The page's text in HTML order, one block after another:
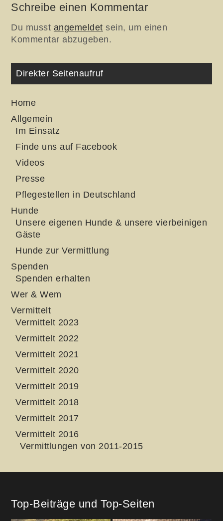
Schreibe einen Kommentar
Du musst angemeldet sein, um einen
Kommentar abzugeben.
Direkter Seitenaufruf
Home
Allgemein
Im Einsatz
Finde uns auf Facebook
Videos
Presse
Pflegestellen in Deutschland
Hunde
Unsere eigenen Hunde & unsere vierbeinigen
Gäste
Hunde zur Vermittlung
Spenden
Spenden erhalten
Wer & Wem
Vermittelt
Vermittelt 2023
Vermittelt 2022
Vermittelt 2021
Vermittelt 2020
Vermittelt 2019
Vermittelt 2018
Vermittelt 2017
Vermittelt 2016
Vermittlungen von 2011-2015
Top-Beiträge und Top-Seiten